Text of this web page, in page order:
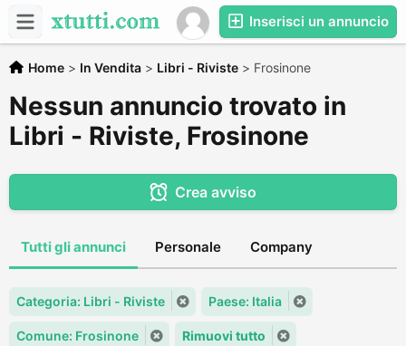
Inserisci un annuncio
Home > In Vendita > Libri - Riviste > Frosinone
Nessun annuncio trovato in
Libri - Riviste, Frosinone
Crea avviso
Tutti gli annunci Personale Company
Categoria: Libri - Riviste Paese: Italia
Comune: Frosinone Rimuovi tutto